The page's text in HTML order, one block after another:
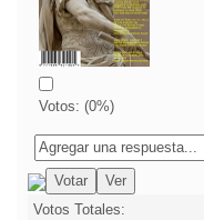
Votos: (0%)
Votos Totales: